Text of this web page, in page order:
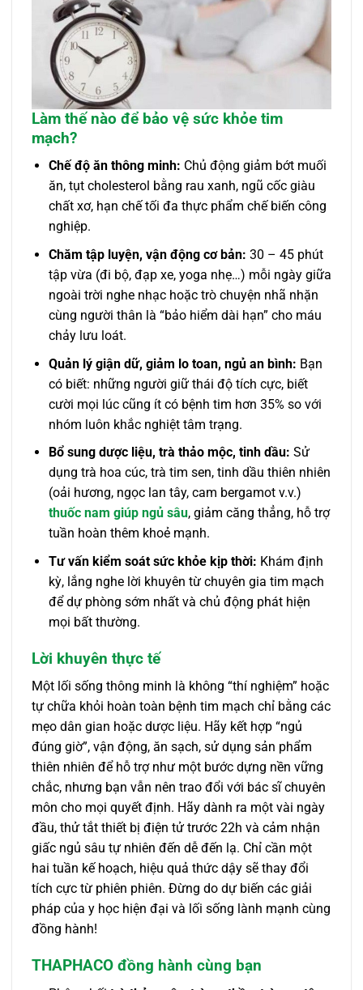
Làm thế nào để bảo vệ sức khỏe tim
mạch?
Chế độ ăn thông minh: Chủ động giảm bớt muối
ăn, tụt cholesterol bằng rau xanh, ngũ cốc giàu
chất xơ, hạn chế tối đa thực phẩm chế biến công
nghiệp.
Chăm tập luyện, vận động cơ bản: 30 – 45 phút
tập vừa (đi bộ, đạp xe, yoga nhẹ…) mỗi ngày giữa
ngoài trời nghe nhạc hoặc trò chuyện nhã nhặn
cùng người thân là “bảo hiểm dài hạn” cho máu
chảy lưu loát.
Quản lý giận dữ, giảm lo toan, ngủ an bình: Bạn
có biết: những người giữ thái độ tích cực, biết
cười mọi lúc cũng ít có bệnh tim hơn 35% so với
nhóm luôn khắc nghiệt tâm trạng.
Bổ sung dược liệu, trà thảo mộc, tinh dầu: Sử
dụng trà hoa cúc, trà tim sen, tinh dầu thiên nhiên
(oải hương, ngọc lan tây, cam bergamot v.v.)
thuốc nam giúp ngủ sâu, giảm căng thẳng, hỗ trợ
tuần hoàn thêm khoẻ mạnh.
Tư vấn kiểm soát sức khỏe kịp thời: Khám định
kỳ, lắng nghe lời khuyên từ chuyên gia tim mạch
để dự phòng sớm nhất và chủ động phát hiện
mọi bất thường.
Lời khuyên thực tế
Một lối sống thông minh là không “thí nghiệm” hoặc
tự chữa khỏi hoàn toàn bệnh tim mạch chỉ bằng các
mẹo dân gian hoặc dược liệu. Hãy kết hợp “ngủ
đúng giờ”, vận động, ăn sạch, sử dụng sản phẩm
thiên nhiên để hỗ trợ như một bước dựng nền vững
chắc, nhưng bạn vẫn nên trao đổi với bác sĩ chuyên
môn cho mọi quyết định. Hãy dành ra một vài ngày
đầu, thử tắt thiết bị điện tử trước 22h và cảm nhận
giấc ngủ sâu tự nhiên đến dễ đến lạ. Chỉ cần một
hai tuần kế hoạch, hiệu quả thức dậy sẽ thay đổi
tích cực từ phiên phiên. Đừng do dự biến các giải
pháp của y học hiện đại và lối sống lành mạnh cùng
đồng hành!
THAPHACO đồng hành cùng bạn